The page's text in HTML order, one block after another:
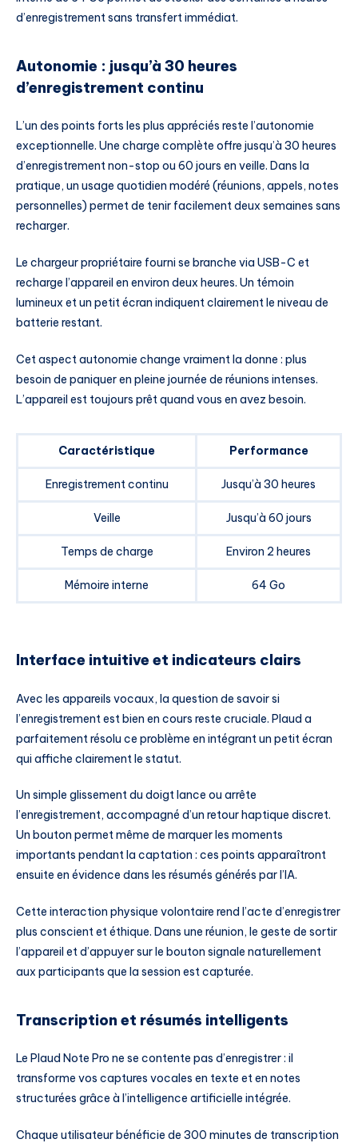
d’enregistrement sans transfert immédiat.
Autonomie : jusqu’à 30 heures
d’enregistrement continu
L’un des points forts les plus appréciés reste l’autonomie
exceptionnelle. Une charge complète offre jusqu’à 30 heures
d’enregistrement non-stop ou 60 jours en veille. Dans la
pratique, un usage quotidien modéré (réunions, appels, notes
personnelles) permet de tenir facilement deux semaines sans
recharger.
Le chargeur propriétaire fourni se branche via USB-C et
recharge l’appareil en environ deux heures. Un témoin
lumineux et un petit écran indiquent clairement le niveau de
batterie restant.
Cet aspect autonomie change vraiment la donne : plus
besoin de paniquer en pleine journée de réunions intenses.
L’appareil est toujours prêt quand vous en avez besoin.
Caractéristique Performance
Enregistrement continu Jusqu’à 30 heures
Veille Jusqu’à 60 jours
Temps de charge Environ 2 heures
Mémoire interne 64 Go
Interface intuitive et indicateurs clairs
Avec les appareils vocaux, la question de savoir si
l’enregistrement est bien en cours reste cruciale. Plaud a
parfaitement résolu ce problème en intégrant un petit écran
qui affiche clairement le statut.
Un simple glissement du doigt lance ou arrête
l’enregistrement, accompagné d’un retour haptique discret.
Un bouton permet même de marquer les moments
importants pendant la captation : ces points apparaîtront
ensuite en évidence dans les résumés générés par l’IA.
Cette interaction physique volontaire rend l’acte d’enregistrer
plus conscient et éthique. Dans une réunion, le geste de sortir
l’appareil et d’appuyer sur le bouton signale naturellement
aux participants que la session est capturée.
Transcription et résumés intelligents
Le Plaud Note Pro ne se contente pas d’enregistrer : il
transforme vos captures vocales en texte et en notes
structurées grâce à l’intelligence artificielle intégrée.
Chaque utilisateur bénéficie de 300 minutes de transcription